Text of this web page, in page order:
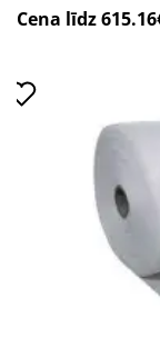
Cena līdz